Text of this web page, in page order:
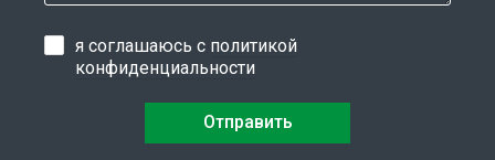
я соглашаюсь с политикой
конфиденциальности